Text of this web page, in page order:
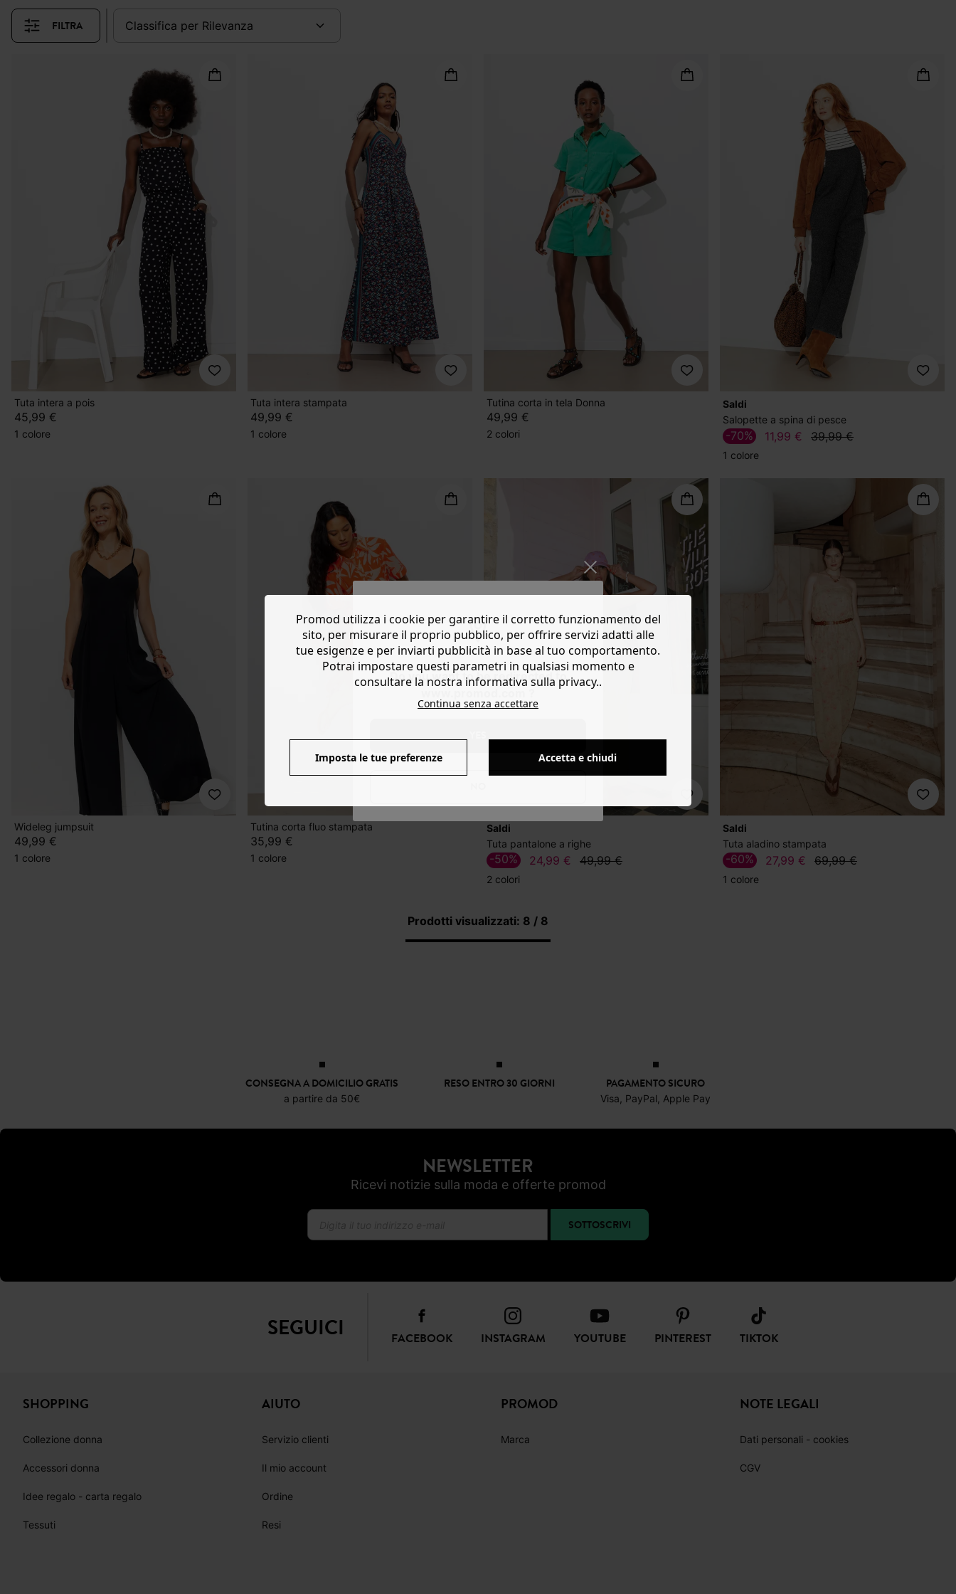
Do you want to be redirected to
fino alla caviglia. È trendy e persino consigliato! Le donne curvy potranno scegliere senza complessi una tuta smanicata dalla scollatura
uno chignon per un tocco di eleganza in più. La tuta da donna consente di creare numerosi stili. Potrai cambiare facilmente look
partendo da un solo capo ben accessoriato. Si può indossare a qualsiasi età, in qualsiasi luogo ed è disponibile in vari tessuti, dal jeans
al tessuto vellutato morbido al tatto e soprattutto, è sempre di moda. È un capo pratico, di classe e femminile per antonomasia!
FILTRA classifica per rilevanza
Tuta intera a pois
45,99 €
1 colore
Tuta intera stampata
49,99 €
1 colore
Tutina corta in tela Donna
49,99 €
2 colori
Saldi
Salopette a spina di pesce
11,99 € 39,99 €
-70%
1 colore
Wideleg jumpsuit
49,99 €
1 colore
Tutina corta fluo stampata
35,99 €
1 colore
Saldi
Tuta pantalone a righe
24,99 € 49,99 €
-50%
2 colori
Saldi
Tuta aladino stampata
27,99 € 69,99 €
-60%
1 colore
Prodotti visualizzati: 8 / 8
CONSEGNA A DOMICILIO GRATIS
a partire da 50€
RESO ENTRO 30 GIORNI PAGAMENTO SICURO
Visa, PayPal, Apple Pay
NEWSLETTER
Ricevi notizie sulla moda e offerte promod
SOTTOSCRIVI
SEGUICI FACEBOOK INSTAGRAM YOUTUBE PINTEREST TIKTOK
SHOPPING
Collezione donna
Accessori donna
Idee regalo - carta regalo
Tessuti
AIUTO
Servizio clienti
Il mio account
Ordine
Resi
PROMOD
Marca
NOTE LEGALI
Dati personali - cookies
CGV
Promod utilizza i cookie per garantire il corretto funzionamento del
sito, per misurare il proprio pubblico, per offrire servizi adatti alle
tue esigenze e per inviarti pubblicità in base al tuo comportamento.
Potrai impostare questi parametri in qualsiasi momento e
consultare la nostra informativa sulla privacy..
Continua senza accettare
Imposta le tue preferenze Accetta e chiudi